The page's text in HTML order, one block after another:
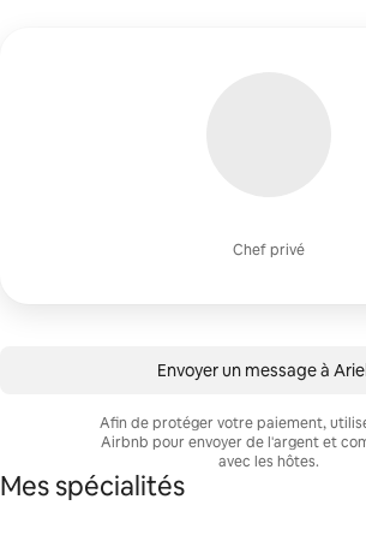
Chef privé
Envoyer un message à
Afin de protéger votre paiement,
Airbnb pour envoyer de l'argent et
avec les hôtes.
Mes spécialités